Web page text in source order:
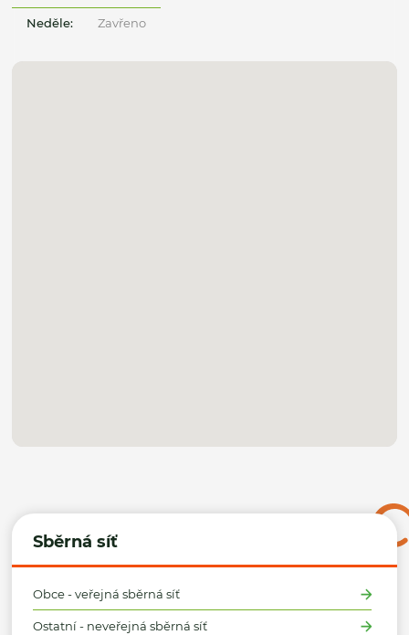
Sběrná síť
Obce - veřejná sběrná síť
Ostatní - neveřejná sběrná síť
Neděle: Zavřeno